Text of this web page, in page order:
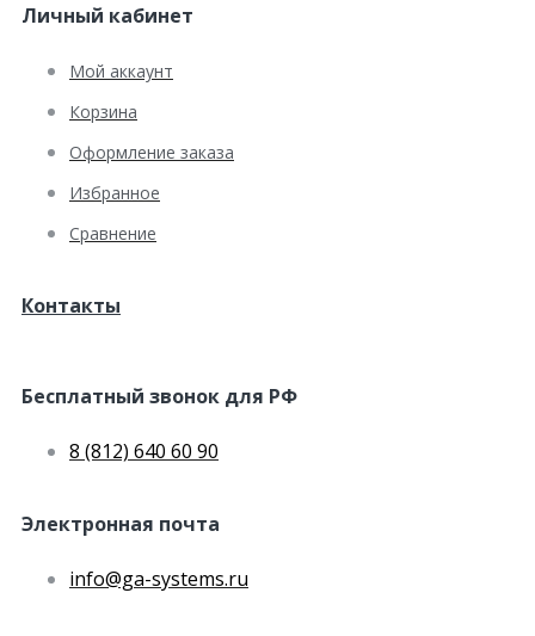
Личный кабинет
Мой аккаунт
Корзина
Оформление заказа
Избранное
Сравнение
Контакты
Бесплатный звонок для РФ
8 (812) 640 60 90
Электронная почта
info@ga-systems.ru